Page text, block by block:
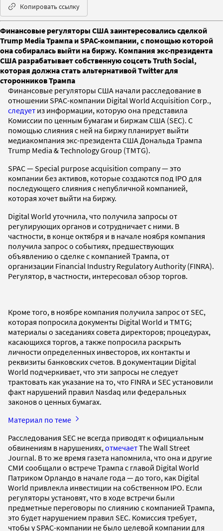
Копировать ссылку
Финансовые регуляторы США заинтересовались сделкой
Trump Media Трампа и SPAC-компании, с помощью которой
она собиралась выйти на биржу. Компания экс-президента
США разрабатывает собственную соцсеть Truth Social,
которая должна стать альтернативой Twitter для
сторонников Трампа
Финансовые регуляторы США начали расследование в
отношении SPAC-компании Digital World Acquisition Corp.,
следует из информации, которую она представила
Комиссии по ценным бумагам и биржам США (SEC). С
помощью слияния с ней на биржу планирует выйти
медиакомпания экс-президента США Дональда Трампа
Trump Media & Technology Group (TMTG).
SPAC — Special purpose acquisition company — это
компании без активов, которые создаются под IPO для
последующего слияния с непубличной компанией,
которая хочет выйти на биржу.
Digital World уточнила, что получила запросы от
регулирующих органов и сотрудничает с ними. В
частности, в конце октября и в начале ноября компания
получила запрос о событиях, предшествующих
объявлению о сделке с компанией Трампа, от
организации Financial Industry Regulatory Authority (FINRA).
Регулятор, в частности, интересовал обзор торгов.
Кроме того, в ноябре компания получила запрос от SEC,
которая попросила документы Digital World и TMTG;
материалы о заседаниях совета директоров; процедурах,
касающихся торгов, а также попросила раскрыть
личности определенных инвесторов, их контакты и
реквизиты банковских счетов. В документации Digital
World подчеркивает, что эти запросы не следует
трактовать как указание на то, что FINRA и SEC установили
факт нарушений правил Nasdaq или федеральных
законов о ценных бумагах.
Материал по теме
Расследования SEC не всегда приводят к официальным
обвинениям в нарушениях, отмечаетThe Wall Street
Journal. В то же время газета напомнила, что она и другие
СМИ сообщали о встрече Трампа с главой Digital World
Патриком Орландо в начале года — до того, как Digital
World привлекла инвестиции на собственном IPO. Если
регуляторы установят, что в ходе встречи были
предметные переговоры по слиянию с компанией Трампа,
это будет нарушением правил SEC. Комиссия требует,
чтобы у SPAC-компании не было целевой компании для